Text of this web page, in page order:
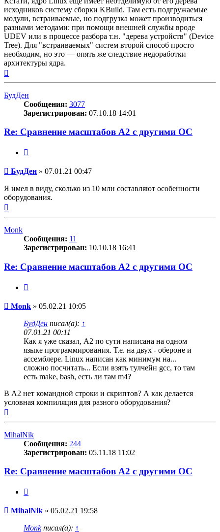
исходников систему сборки KBuild. Там есть подгружаемые
модули, встраиваемые, но подгрузка может производиться
разными методами: при помощи внешней службы вроде
UDEV или в процессе разбора т.н. "дерева устройств" (Device
Tree). Для "встраиваемых" систем второй способ просто
необходим, но это — опять же следствие недоработки
архитектуры ядра.
БудДен
Сообщения: 3077
Зарегистрирован: 07.10.18 14:01
Re: Сравнение масштабов A2 с другими ОС
Сообщение
БудДен » 07.01.21 00:47
Я имел в виду, сколько из 10 млн составляют особенности
оборудования.
Monk
Сообщения: 11
Зарегистрирован: 10.10.18 16:41
Re: Сравнение масштабов A2 с другими ОС
Сообщение
Monk » 05.02.21 10:05
БудДен писал(а): ↑
07.01.21 00:11
Как я уже сказал, A2 по сути написана на одном
языке программирования. Т.е. на двух - обероне и
ассемблере. Linux написан как минимум на...
сложно посчитать... Если взять тулчейн gcc, то там
есть make, bash, есть ли там m4?
В A2 нет командной строки и скриптов? А как делается
условная компиляция для разного оборудования?
MihalNik
Сообщения: 244
Зарегистрирован: 05.11.18 11:02
Re: Сравнение масштабов A2 с другими ОС
Сообщение
MihalNik » 05.02.21 19:58
Monkписал(а): ↑